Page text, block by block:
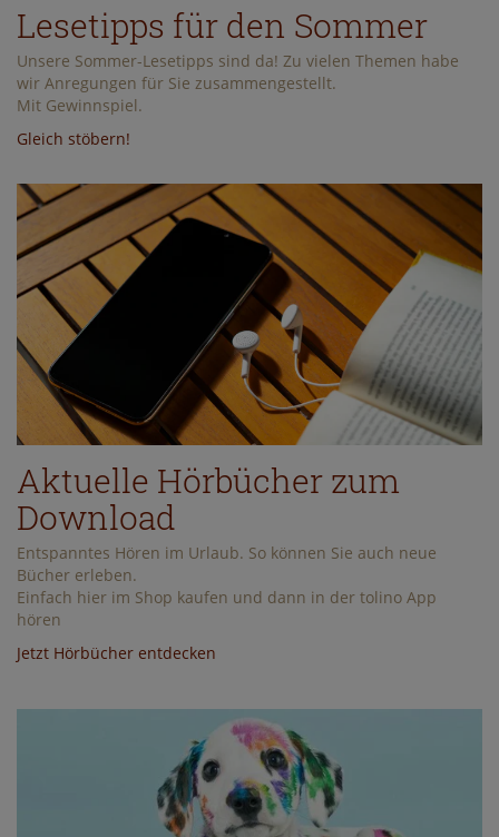
Lesetipps für den Sommer
Unsere Sommer-Lesetipps sind da! Zu vielen Themen habe
wir Anregungen für Sie zusammengestellt.
Mit Gewinnspiel.
Gleich stöbern!
Aktuelle Hörbücher zum
Download
Entspanntes Hören im Urlaub. So können Sie auch neue
Bücher erleben.
Einfach hier im Shop kaufen und dann in der tolino App
hören
Jetzt Hörbücher entdecken